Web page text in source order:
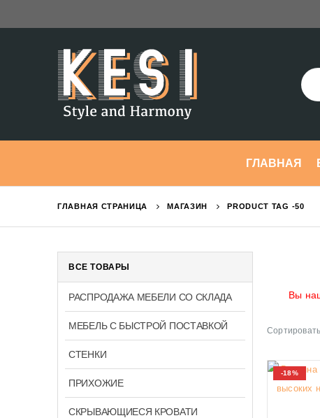
ГЛАВНАЯ
ГЛАВНАЯ СТРАНИЦА МАГАЗИН PRODUCT TAG -50
Вы
-18%
ВСЕ ТОВАРЫ
РАСПРОДАЖА МЕБЕЛИ СО СКЛАДА
МЕБЕЛЬ С БЫСТРОЙ ПОСТАВКОЙ
СТЕНКИ
ПРИХОЖИЕ
СКРЫВАЮЩИЕСЯ КРОВАТИ